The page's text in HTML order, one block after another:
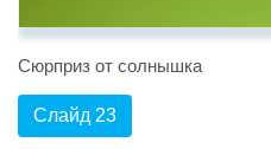
Сюрприз от солнышка
Слайд 23